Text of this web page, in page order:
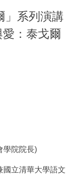
」系列演講
：泰戈爾
學院院長)
國立清華大學語文